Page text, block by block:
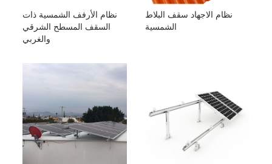
نظام الأرفف الشمسية ذات
السقف المسطح الشرقي
والغربي
نظام الاجهاد سقف البلاط
الشمسية